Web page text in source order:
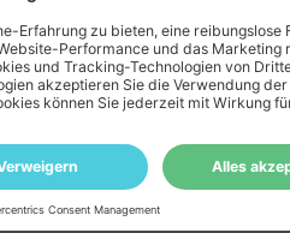
XP-335
XP-342
XP-345
XP-352
XP-355
XP-432